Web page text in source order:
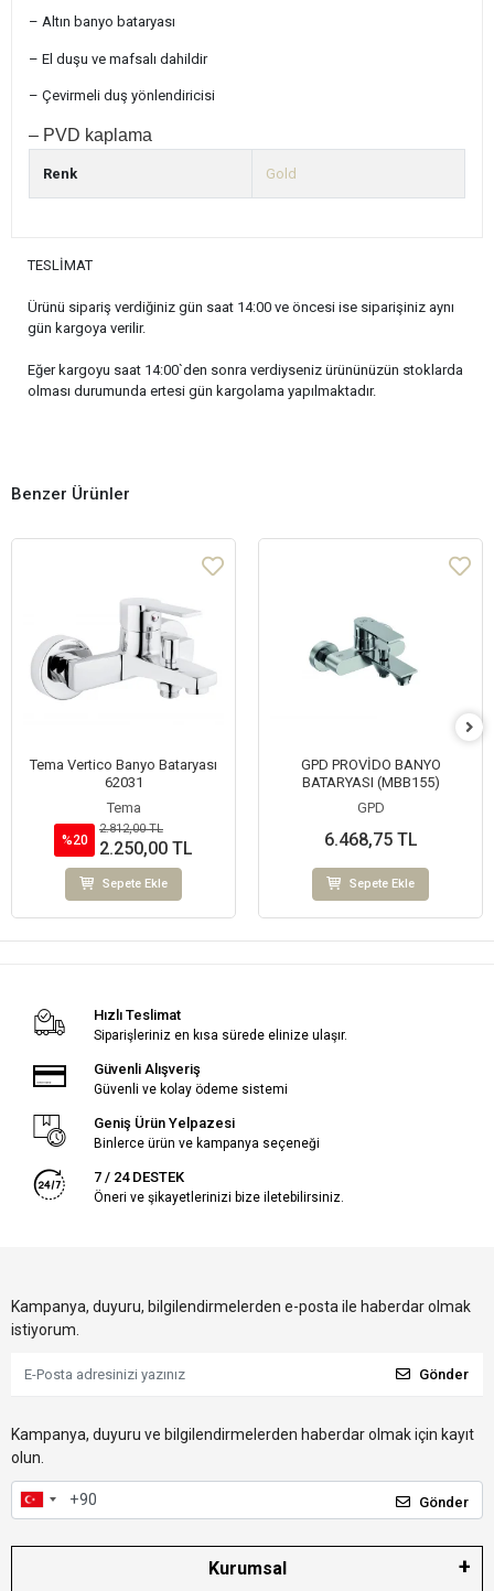
– Altın banyo bataryası
– El duşu ve mafsalı dahildir
– Çevirmeli duş yönlendiricisi
– PVD kaplama
Renk Gold
TESLİMAT
Ürünü sipariş verdiğiniz gün saat 14:00 ve öncesi ise siparişiniz aynı
gün kargoya verilir.
Eğer kargoyu saat 14:00`den sonra verdiyseniz ürününüzün stoklarda
olması durumunda ertesi gün kargolama yapılmaktadır.
Benzer Ürünler
Tema Vertico Banyo Bataryası
62031
Tema
%20
2.812,00 TL
2.250,00 TL
Sepete Ekle
GPD PROVİDO BANYO
BATARYASI (MBB155)
GPD
6.468,75 TL
Sepete Ekle
Hızlı Teslimat
Siparişleriniz en kısa sürede elinize ulaşır.
Güvenli Alışveriş
Güvenli ve kolay ödeme sistemi
Geniş Ürün Yelpazesi
Binlerce ürün ve kampanya seçeneği
7 / 24 DESTEK
Öneri ve şikayetlerinizi bize iletebilirsiniz.
Kampanya, duyuru, bilgilendirmelerden e-posta ile haberdar olmak
istiyorum.
Gönder
Kampanya, duyuru ve bilgilendirmelerden haberdar olmak için kayıt
olun.
Gönder
Kurumsal